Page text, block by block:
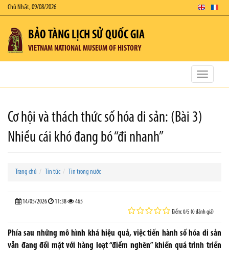
Chủ Nhật, 09/08/2026
BẢO TÀNG LỊCH SỬ QUỐC GIA
VIETNAM NATIONAL MUSEUM OF HISTORY
Toggle
Cơ hội và thách thức số hóa di sản: (Bài 3)
Nhiều cái khó đang bó “đi nhanh”
Trang chủ Tin tức Tin trong nước
14/05/2026 11:38 465
Điểm: 0/5 (0 đánh giá)
Phía sau những mô hình khá hiệu quả, việc tiến hành số hóa di sản
vẫn đang đối mặt với hàng loạt “điểm nghẽn” khiến quá trình triển